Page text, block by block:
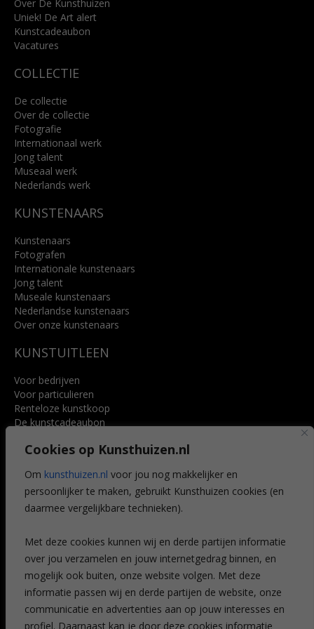
Cookies op Kunsthuizen.nl
Om kunsthuizen.nl voor jou nog makkelijker en
persoonlijker te maken, gebruikt Kunsthuizen cookies (en
daarmee vergelijkbare technieken).
Met deze cookies kunnen wij en derde partijen informatie
over jou verzamelen en jouw internetgedrag binnen, en
mogelijk ook buiten, onze website volgen. Met deze
informatie passen wij en derde partijen de website, onze
communicatie en advertenties aan op jouw interesses en
profiel. Daarnaast kan je door deze cookies informatie
info@kunsthuisbreda.nl
Lees meer
Over De Kunsthuizen
Uniek! De Art alert
Kunstcadeaubon
Vacatures
COLLECTIE
De collectie
Over de collectie
Fotografie
Internationaal werk
Jong talent
Museaal werk
Nederlands werk
KUNSTENAARS
Kunstenaars
Fotografen
Internationale kunstenaars
Jong talent
Museale kunstenaars
Nederlandse kunstenaars
Over onze kunstenaars
KUNSTUITLEEN
Voor bedrijven
Voor particulieren
Renteloze kunstkoop
De kunstcadeaubon
Voordelen
Veelgestelde vragen
CONTACT
Leiden
Amsterdam
Breda
Favorieten
Mijn art alert